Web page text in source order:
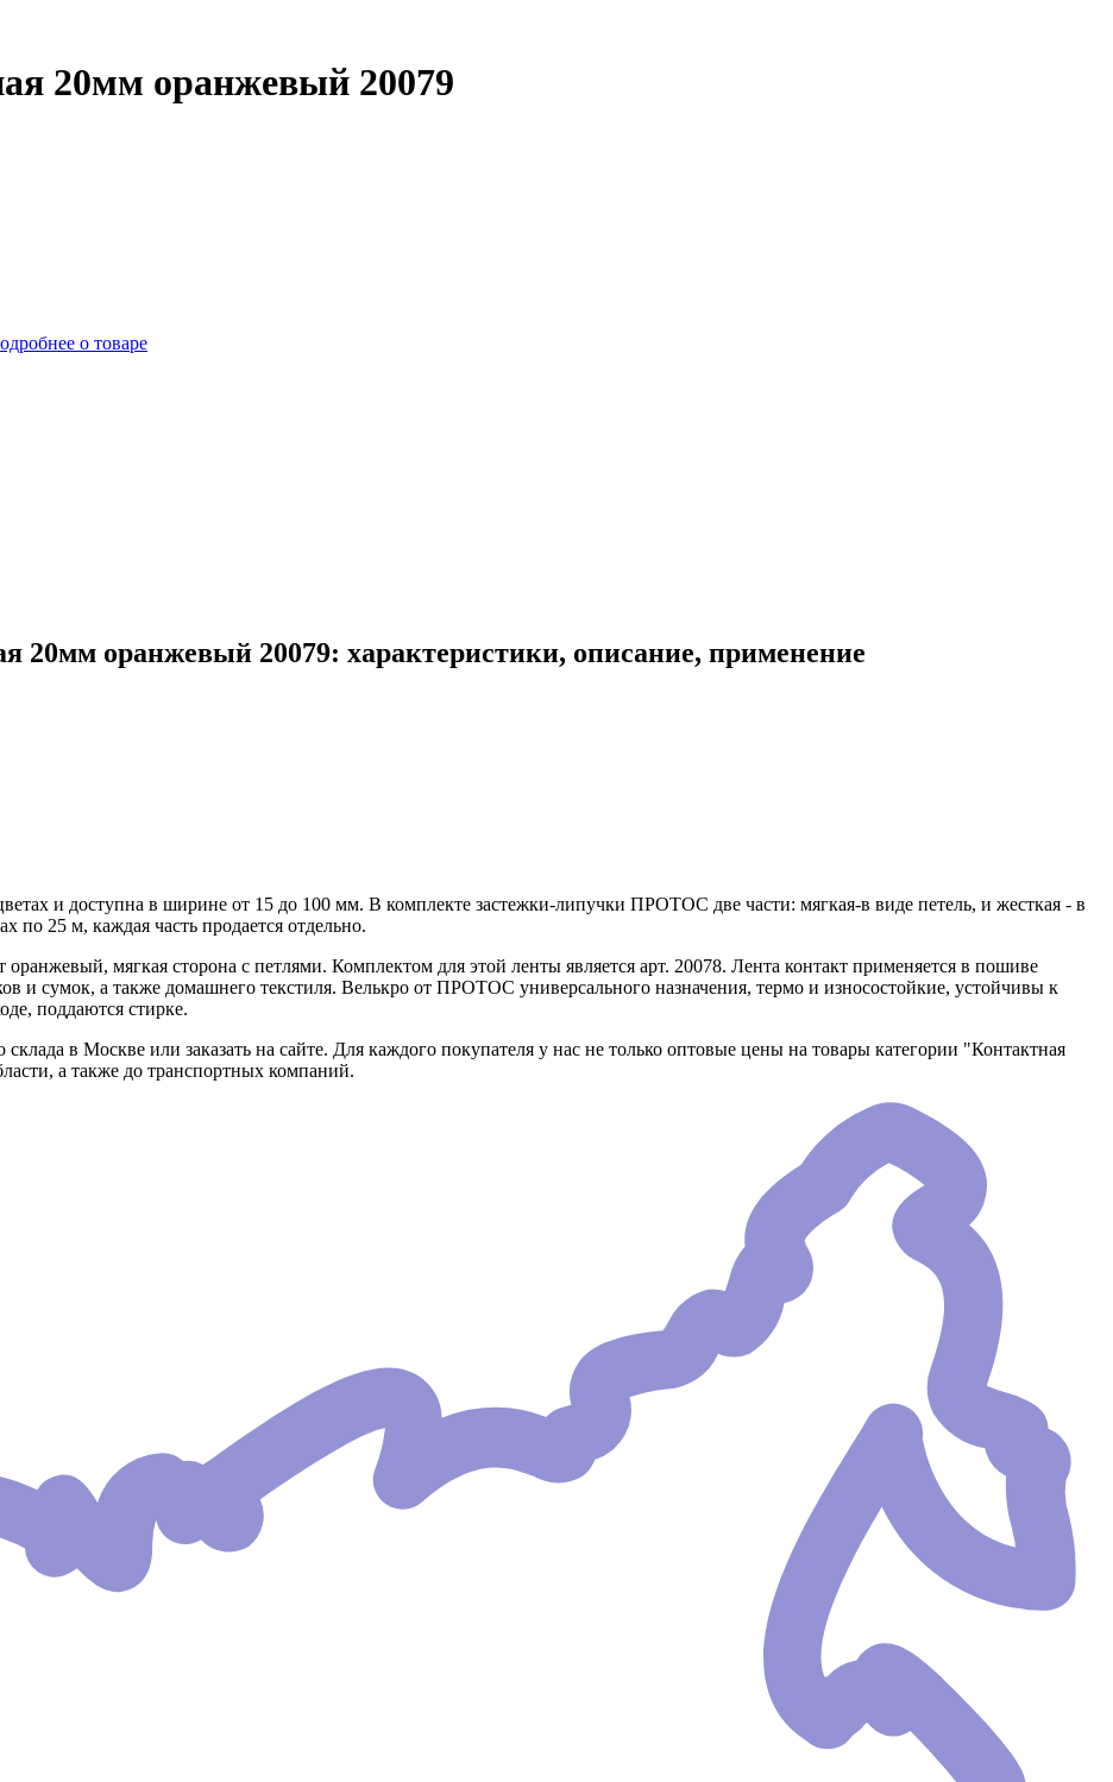
20мм оранжевый 20079
о товаре
20мм оранжевый 20079: характеристики, описание, применение
и доступна в ширине от 15 до 100 мм. В комплекте застежки-липучки ПРОТОС две части: мягкая-в виде петель, и жесткая - в
по 25 м, каждая часть продается отдельно.
мягкая сторона с петлями. Комплектом для этой ленты является арт. 20078. Лента контакт применяется в пошиве
и сумок, а также домашнего текстиля. Велькро от ПРОТОС универсального назначения, термо и износостойкие, устойчивы к
поддаются стирке.
в Москве или заказать на сайте. Для каждого покупателя у нас не только оптовые цены на товары категории "Контактная
а также до транспортных компаний.